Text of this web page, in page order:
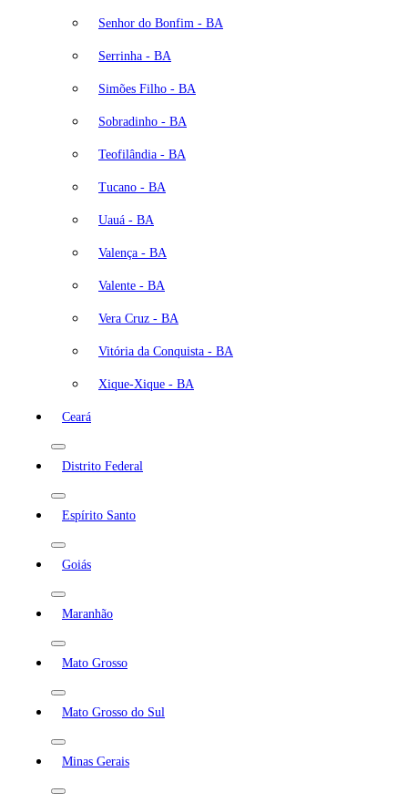
Senhor do Bonfim - BA
Serrinha - BA
Simões Filho - BA
Sobradinho - BA
Teofilândia - BA
Tucano - BA
Uauá - BA
Valença - BA
Valente - BA
Vera Cruz - BA
Vitória da Conquista - BA
Xique-Xique - BA
Ceará
Distrito Federal
Espírito Santo
Goiás
Maranhão
Mato Grosso
Mato Grosso do Sul
Minas Gerais